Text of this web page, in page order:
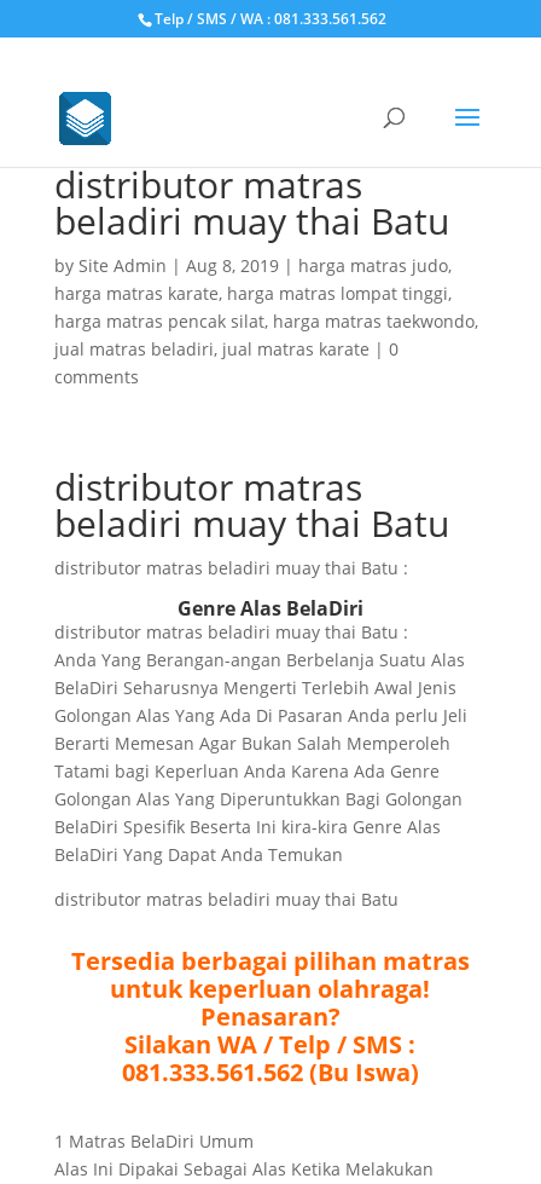
Telp / SMS / WA : 081.333.561.562
distributor matras
beladiri muay thai Batu
by Site Admin | Aug 8, 2019| harga matras judo,
harga matras karate, harga matras lompat tinggi,
harga matras pencak silat, harga matras taekwondo,
jual matras beladiri, jual matras karate | 0
comments
distributor matras
beladiri muay thai Batu
distributor matras beladiri muay thai Batu :
Genre Alas BelaDiri
distributor matras beladiri muay thai Batu :
Anda Yang Berangan-angan Berbelanja Suatu Alas
BelaDiri Seharusnya Mengerti Terlebih Awal Jenis
Golongan Alas Yang Ada Di Pasaran Anda perlu Jeli
Berarti Memesan Agar Bukan Salah Memperoleh
Tatami bagi Keperluan Anda Karena Ada Genre
Golongan Alas Yang Diperuntukkan Bagi Golongan
BelaDiri Spesifik Beserta Ini kira-kira Genre Alas
BelaDiri Yang Dapat Anda Temukan
distributor matras beladiri muay thai Batu
Tersedia berbagai pilihan matras
untuk keperluan olahraga!
Penasaran?
Silakan WA / Telp / SMS :
081.333.561.562 (Bu Iswa)
1 Matras BelaDiri Umum
Alas Ini Dipakai Sebagai Alas Ketika Melakukan